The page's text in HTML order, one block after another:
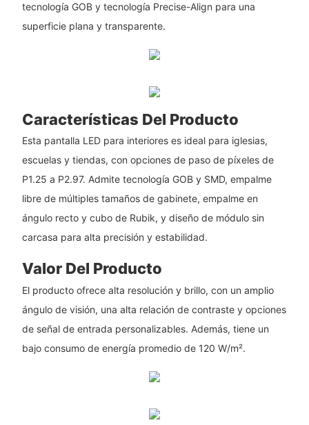
tecnología GOB y tecnología Precise-Align para una
superficie plana y transparente.
Características Del Producto
Esta pantalla LED para interiores es ideal para iglesias,
escuelas y tiendas, con opciones de paso de píxeles de
P1.25 a P2.97. Admite tecnología GOB y SMD, empalme
libre de múltiples tamaños de gabinete, empalme en
ángulo recto y cubo de Rubik, y diseño de módulo sin
carcasa para alta precisión y estabilidad.
Valor Del Producto
El producto ofrece alta resolución y brillo, con un amplio
ángulo de visión, una alta relación de contraste y opciones
de señal de entrada personalizables. Además, tiene un
bajo consumo de energía promedio de 120 W/m².